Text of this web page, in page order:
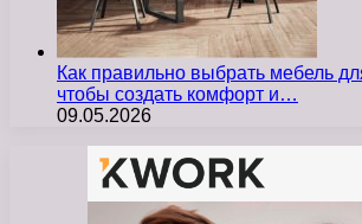
Как правильно выбрать мебель
чтобы создать комфорт и…
09.05.2026